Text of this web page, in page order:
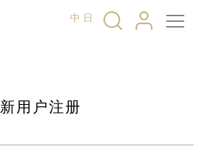
中 日
新用户注册